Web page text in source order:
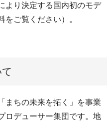
より決定する国内初のモデ
をご覧ください）。
ちの未来を拓く」を事業
ロデューサー集団です。地